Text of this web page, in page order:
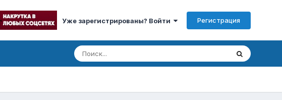
Уже зарегистрированы? Войти Регистрация